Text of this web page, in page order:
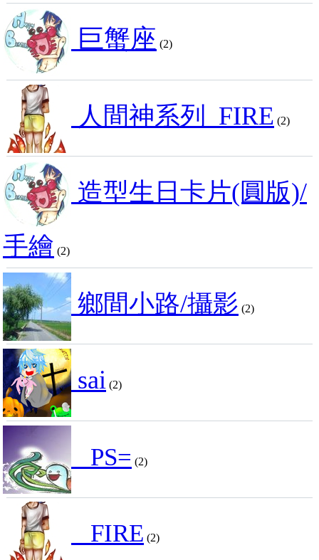
巨蟹座 (2)
人間神系列_FIRE (2)
造型生日卡片(圓版)/
手繪 (2)
鄉間小路/攝影 (2)
sai (2)
_PS= (2)
_FIRE (2)